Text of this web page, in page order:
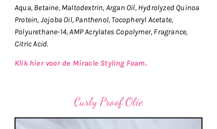
Aqua, Betaine, Maltodextrin, Argan Oil, Hydrolyzed Quinoa
Protein, Jojoba Oil, Panthenol, Tocopheryl Acetate,
Polyurethane-14, AMP Acrylates Copolymer, Fragrance,
Citric Acid.
Klik hier voor de Miracle Styling Foam.
Curly Proof Olie